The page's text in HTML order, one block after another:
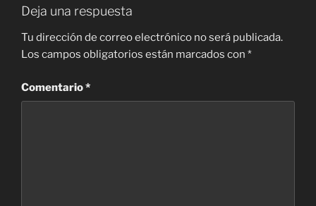
Deja una respuesta
Tu dirección de correo electrónico no será publicada.
Los campos obligatorios están marcados con *
Comentario*